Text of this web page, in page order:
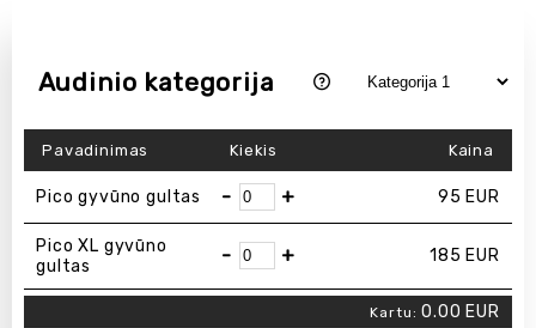
Audinio kategorija
Pavadinimas Kiekis Kaina
Pico gyvūno gultas - + 95 EUR
Pico XL gyvūno
gultas
- + 185 EUR
Kartu:0.00 EUR